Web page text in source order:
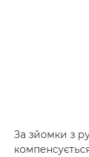
За зйомки з